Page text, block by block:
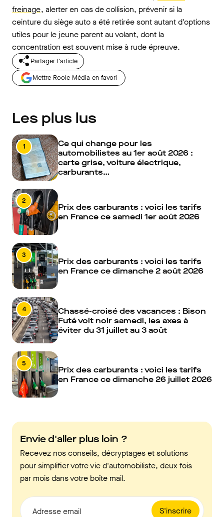
freinage, alerter en cas de collision, prévenir si la
ceinture du siège auto a été retirée sont autant d'options
utiles pour le jeune parent au volant, dont la
concentration est souvent mise à rude épreuve.
Partager l'article
Mettre Roole Média en favori
Les plus lus
1
Ce qui change pour les
automobilistes au 1er août 2026 :
carte grise, voiture électrique,
carburants…
2
Prix des carburants : voici les tarifs
en France ce samedi 1er août 2026
3
Prix des carburants : voici les tarifs
en France ce dimanche 2 août 2026
4
Chassé-croisé des vacances : Bison
Futé voit noir samedi, les axes à
éviter du 31 juillet au 3 août
5
Prix des carburants : voici les tarifs
en France ce dimanche 26 juillet 2026
Envie d'aller plus loin ?
Recevez nos conseils, décryptages et solutions
pour simplifier votre vie d'automobiliste, deux fois
par mois dans votre boîte mail.
S'inscrire
Adresse email